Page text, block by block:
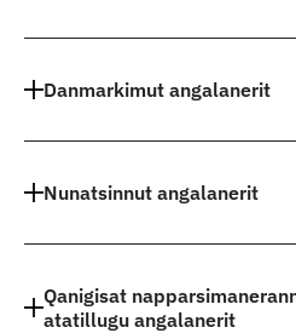
Danmarkimut angalanerit
Nunatsinnut angalanerit
Qanigisat
atatillugu angalanerit